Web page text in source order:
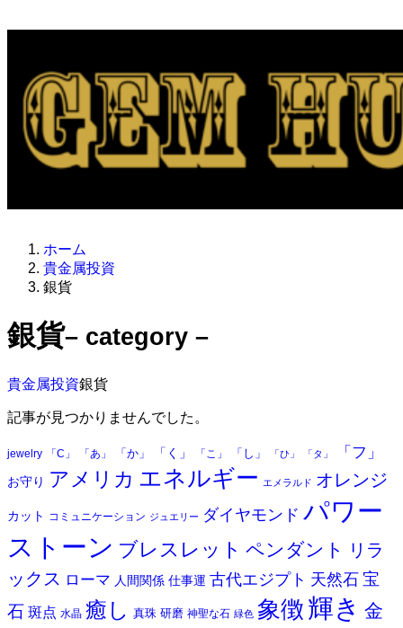
ホーム
貴金属投資
銀貨
銀貨– category –
貴金属投資銀貨
記事が見つかりませんでした。
jewelry 「C」 「あ」 「か」 「く」 「こ」 「し」 「ひ」 「タ」 「フ」
お守り アメリカ エネルギー エメラルド オレンジ
カット コミュニケーション ジュエリー ダイヤモンド パワー
ストーン ブレスレット ペンダント
リラ
ックス ローマ 人間関係 仕事運 古代エジプト 天然石 宝
石 斑点 水晶 癒し 真珠 研磨 神聖な石 緑色 象徴 輝き 金